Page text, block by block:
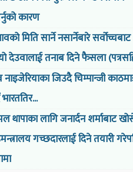
कारण
मिति सार्ने नसार्नेबारे सर्वोच्चबाट
देउवालाई तनाब दिने फैसला
जिउदै चिम्पान्जी
थापाका लागि जनार्दन शर्माबाट
गच्छदारलाई दिने तयारी